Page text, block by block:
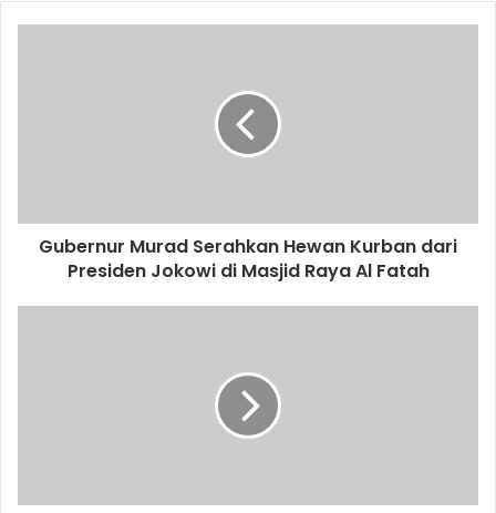
Gubernur Murad Serahkan Hewan Kurban dari
Presiden Jokowi di Masjid Raya Al Fatah